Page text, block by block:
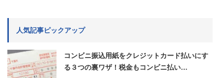
人気記事ピックアップ
コンビニ振込用紙をクレジットカード払いにす
る３つの裏ワザ！税金もコンビニ払い…